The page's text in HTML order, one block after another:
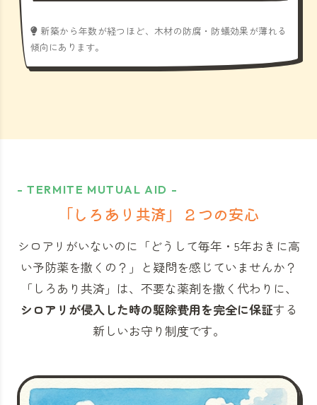
新築から年数が経つほど、木材の防腐・防蟻効果が薄れる
傾向にあります。
- TERMITE MUTUAL AID -
「しろあり共済」 ２つの安心
シロアリがいないのに「どうして毎年・5年おきに高
い予防薬を撒くの？」と 疑問を感じていませんか？
「しろあり共済」 は、不要な薬剤を撒く代わりに、
シロアリが侵入した時の駆除費用を完全に保証する
新しいお守り制度です。